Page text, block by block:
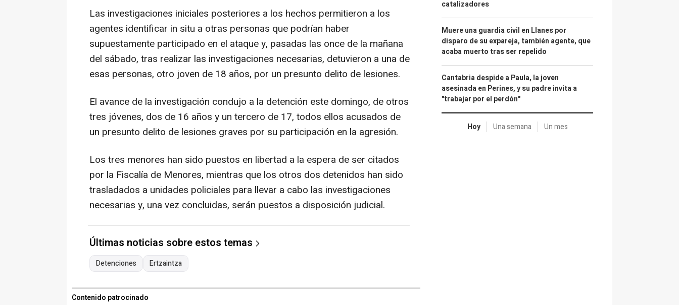
Las investigaciones iniciales posteriores a los hechos permitieron a los
agentes identificar in situ a otras personas que podrían haber
supuestamente participado en el ataque y, pasadas las once de la mañana
del sábado, tras realizar las investigaciones necesarias, detuvieron a una de
esas personas, otro joven de 18 años, por un presunto delito de lesiones.
El avance de la investigación condujo a la detención este domingo, de otros
tres jóvenes, dos de 16 años y un tercero de 17, todos ellos acusados de
un presunto delito de lesiones graves por su participación en la agresión.
Los tres menores han sido puestos en libertad a la espera de ser citados
por la Fiscalía de Menores, mientras que los otros dos detenidos han sido
trasladados a unidades policiales para llevar a cabo las investigaciones
necesarias y, una vez concluidas, serán puestos a disposición judicial.
Últimas noticias sobre estos temas
Detenciones Ertzaintza
Contenido patrocinado
catalizadores
Muere una guardia civil en Llanes por
disparo de su expareja, también agente, que
acaba muerto tras ser repelido
Cantabria despide a Paula, la joven
asesinada en Perines, y su padre invita a
"trabajar por el perdón"
Hoy Una semana Un mes